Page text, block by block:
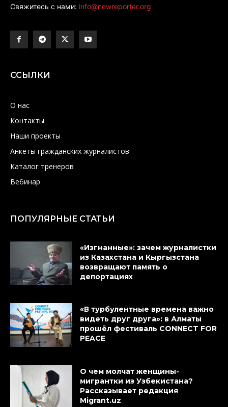
Свяжитесь с нами: info@newreporter.org
ССЫЛКИ
О нас
Контакты
Наши проекты
Анкеты гражданских журналистов
Каталог тренеров
Вебинар
ПОПУЛЯРНЫЕ СТАТЬИ
«Изгнанные»: зачем журналистки
из Казахстана и Кыргызстана
возвращают память о
депортациях
«В турбулентные времена важно
видеть друг друга»: в Алматы
прошёл фестиваль CONNECT FOR
PEACE
О чем молчат женщины-
мигрантки из Узбекистана?
Рассказывает редакция
Migrant.uz